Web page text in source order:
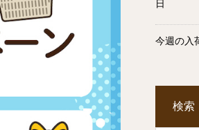
日
今週の入
検索